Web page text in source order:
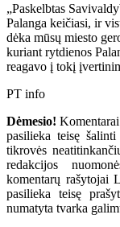
„Paskelbtas
Palanga keičiasi, ir
dėka mūsų miesto
kuriant rytdienos
reagavo į tokį
PT info
Dėmesio!
pasilieka teisę
tikrovės
redakcijos
komentarų rašytojai
pasilieka teisę
numatyta tvarka